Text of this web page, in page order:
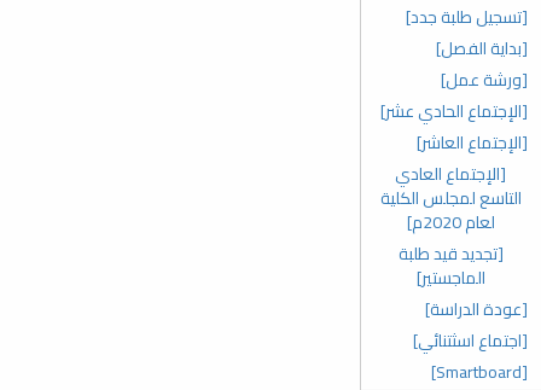
[تسجيل طلبة جدد]
[بداية الفصل]
[ورشة عمل]
[الإجتماع الحادي عشر]
[الإجتماع العاشر]
[الإجتماع العادي
التاسع لمجلس الكلية
لعام 2020م]
[تجديد قيد طلبة
الماجستير]
[عودة الدراسة]
[اجتماع اسثتنائي]
[Smartboard]